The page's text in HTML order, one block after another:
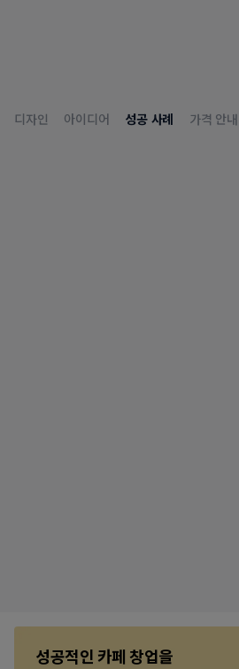
디자인 아이디어 성공 사례 가격 안내
병원 개원의 시작,
캐릭터 마케팅의 힘!
성공적인 카페 창업을